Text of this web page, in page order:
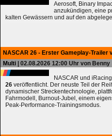
Aerosoft, Binary
anzukündigen, eine
kalten Gewässern und auf den
NASCAR 26 - Erster Gameplay-Trailer
Multi | 02.08.2026 12:00 Uhr von Benny
NASCAR und
26 veröffentlicht. Der neuste Teil der
dynamischer Streckentechnologie,
Fahrmodell, Burnout-Jubel, einem
Peak-Performance-Trainingsmodus.